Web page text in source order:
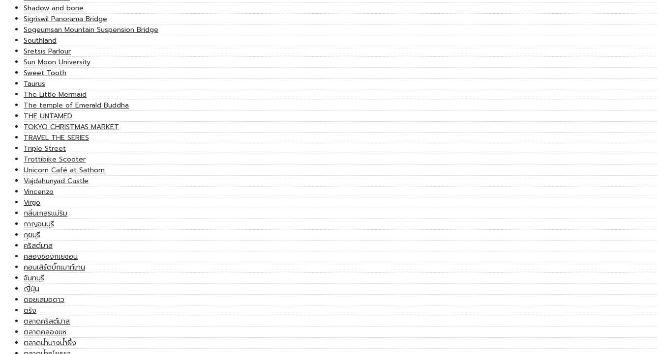
Shadow and bone
Sigriswil Panorama Bridge
Sogeumsan Mountain Suspension Bridge
Southland
Sretsis Parlour
Sun Moon University
Sweet Tooth
Taurus
The Little Mermaid
The temple of Emerald Buddha
THE UNTAMED
TOKYO CHRISTMAS MARKET
TRAVEL THE SERIES
Triple Street
Trottibike Scooter
Unicorn Café at Sathorn
Vajdahunyad Castle
Vincenzo
Virgo
กลิ่นเกสรแม่ริม
กาญจนบุรี
กุยบุรี
คริสต์มาส
คลองชองกเยชอน
คอนเสิร์ตบิ๊กเมาท์เทน
จันทบุรี
ญี่ปุ่น
ดอยเสมอดาว
ตรัง
ตลาดคริสต์มาส
ตลาดคลองแห
ตลาดน้ำบางน้ำผึ้ง